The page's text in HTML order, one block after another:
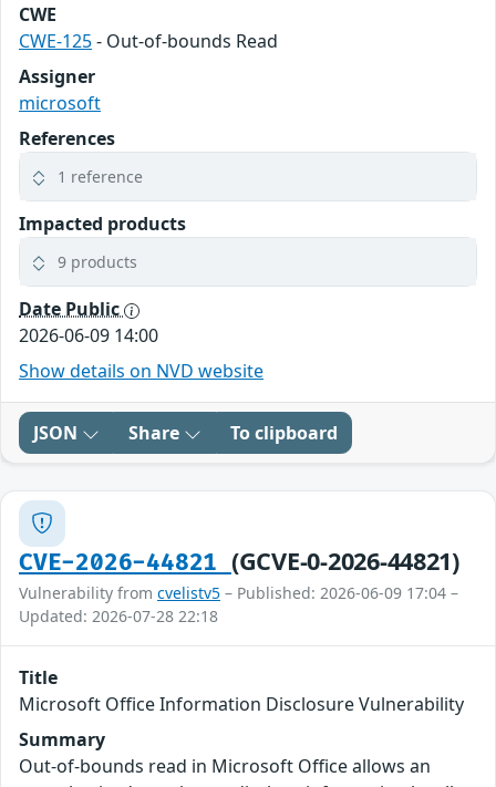
CWE
CWE-125- Out-of-bounds Read
Assigner
microsoft
References
1 reference
Impacted products
9 products
Date Public
2026-06-09 14:00
Show details on NVD website
JSON Share To clipboard
CVE-2026-44821 (GCVE-0-2026-44821)
Vulnerability from cvelistv5 – Published: 2026-06-09 17:04 –
Updated: 2026-07-28 22:18
Title
Microsoft Office Information Disclosure Vulnerability
Summary
Out-of-bounds read in Microsoft Office allows an